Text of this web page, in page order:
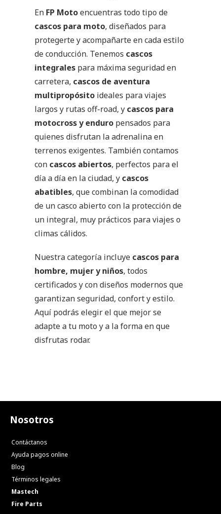
En FP Motoencuentras todo tipo de
cascos para moto, diseñados para
protegerte y acompañarte en cada estilo
de conducción. Tenemos cascos
integrales para máxima seguridad en
carretera, cascos de aventura
multipropósito ideales para viajes
largos y rutas off-road, y cascos para
motocross y enduro pensados para
quienes disfrutan la adrenalina en
terrenos exigentes. También contamos
con cascos abiertos, perfectos para el
día a día en la ciudad, y cascos
abatibles, que combinan la comodidad
de un casco abierto con la protección de
un integral, muy prácticos para viajes o
climas cálidos.
Nuestra categoría incluye cascos para
hombre, mujer y niños, todos
certificados y con diseños modernos que
garantizan seguridad, confort y estilo.
Aquí podrás elegir el que mejor se
adapte a tu moto y a la forma en que
disfrutas rodar.
Nosotros
Contáctanos
Ayuda pagos online
Blog
Términos legales
Mastech
Fire Parts